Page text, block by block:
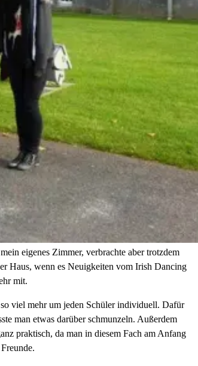
eigenes Zimmer, verbrachte aber trotzdem
Haus, wenn es Neuigkeiten vom Irish Dancing
mit.
viel mehr um jeden Schüler individuell. Dafür
man etwas darüber schmunzeln. Außerdem
praktisch, da man in diesem Fach am Anfang